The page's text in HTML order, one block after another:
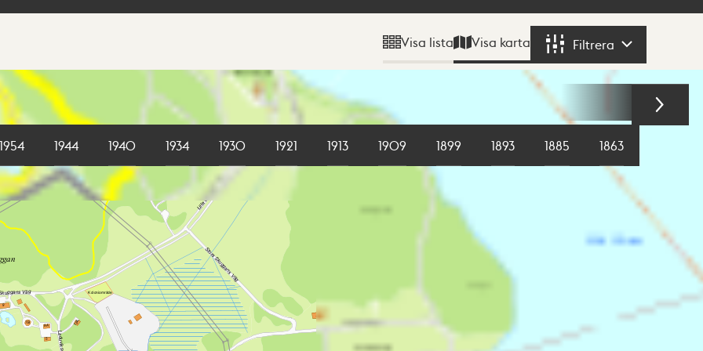
Visa lista Visa karta Filtrera
1954 1944 1940 1934 1930 1921 1913 1909 1899 1893 1885 1863